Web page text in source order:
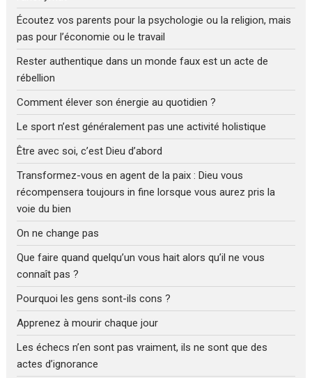
Écoutez vos parents pour la psychologie ou la religion, mais
pas pour l’économie ou le travail
Rester authentique dans un monde faux est un acte de
rébellion
Comment élever son énergie au quotidien ?
Le sport n’est généralement pas une activité holistique
Être avec soi, c’est Dieu d’abord
Transformez-vous en agent de la paix : Dieu vous
récompensera toujours in fine lorsque vous aurez pris la
voie du bien
On ne change pas
Que faire quand quelqu’un vous hait alors qu’il ne vous
connaît pas ?
Pourquoi les gens sont-ils cons ?
Apprenez à mourir chaque jour
Les échecs n’en sont pas vraiment, ils ne sont que des
actes d’ignorance